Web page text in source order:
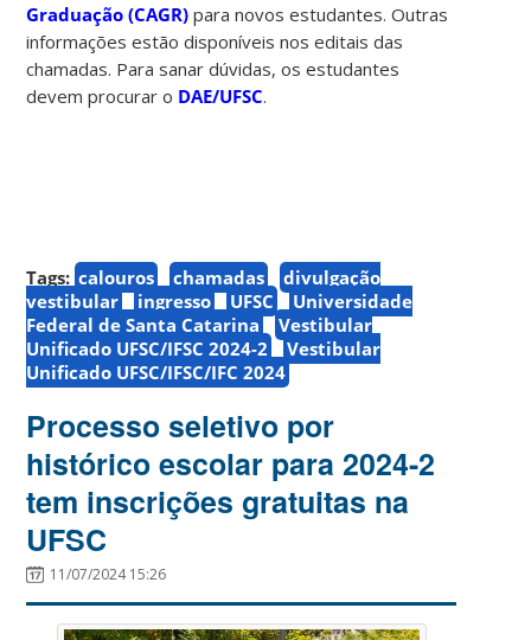
Graduação (CAGR) para novos estudantes. Outras
informações estão disponíveis nos editais das
chamadas. Para sanar dúvidas, os estudantes
devem procurar o DAE/UFSC.
Tags: calouros chamadas
divulgação
vestibular
ingresso UFSC
Universidade
Federal de Santa Catarina
Vestibular
Unificado UFSC/IFSC 2024-2
Vestibular
Unificado UFSC/IFSC/IFC 2024
Processo seletivo por
histórico escolar para 2024-2
tem inscrições gratuitas na
UFSC
11/07/2024 15:26